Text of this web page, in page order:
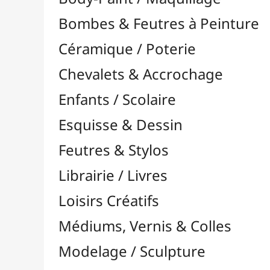
Feutres & Stylos
Librairie / Livres
Loisirs Créatifs
Médiums, Vernis & Colles
Modelage / Sculpture
Peintures / Couleurs
Résines / Moulage
Supports Dessin & Peinture
Transport / Rangement
Vannerie / Rotin
Papeterie & Bureau
Pochettes, Trieurs & Trousses
Aimants & Magnets
Ardoises